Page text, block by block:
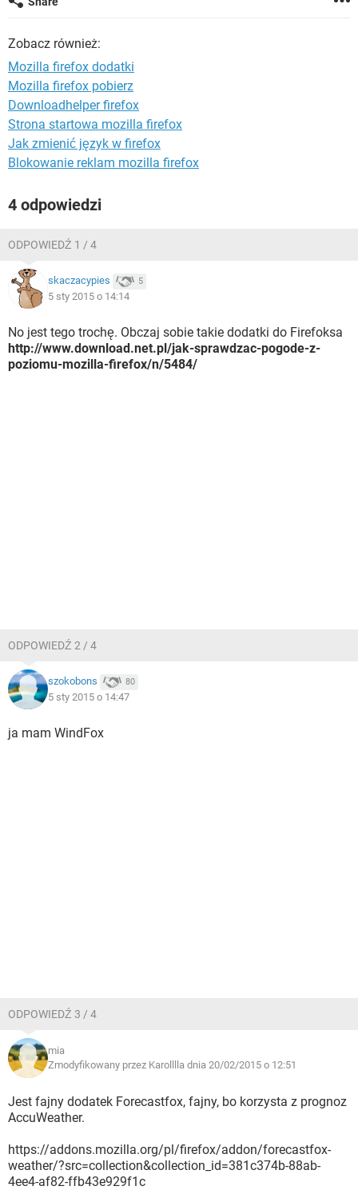
WINDOWS 10
Zobacz również:
Mozilla firefox dodatki
Mozilla firefox pobierz
Downloadhelper firefox
Strona startowa mozilla firefox
Jak zmienić język w firefox
Blokowanie reklam mozilla firefox
4 odpowiedzi
ODPOWIEDŹ 1 / 4
skaczacypies 5
5 sty 2015 o 14:14
No jest tego trochę. Obczaj sobie takie dodatki do Firefoksa
http://www.download.net.pl/jak-sprawdzac-pogode-z-
poziomu-mozilla-firefox/n/5484/
ODPOWIEDŹ 2 / 4
szokobons 80
5 sty 2015 o 14:47
ja mam WindFox
ODPOWIEDŹ 3 / 4
mia
Zmodyfikowany przez Karolllla dnia 20/02/2015 o 12:51
Jest fajny dodatek Forecastfox, fajny, bo korzysta z prognoz
AccuWeather.
https://addons.mozilla.org/pl/firefox/addon/forecastfox-
weather/?src=collection&collection_id=381c374b-88ab-
4ee4-af82-ffb43e929f1c